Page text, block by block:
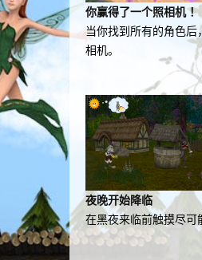
你赢得了一个照相机 ！
当你找到所有的角色后
相机。
夜晚开始降临
在黑夜来临前触摸尽可